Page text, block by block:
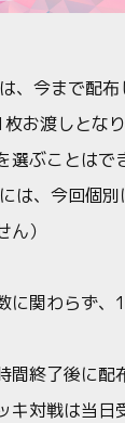
、今まで配布
お渡しとな
選ぶことはで
には、今回個
ん）
に関わらず、
終了後に配
対戦は当日